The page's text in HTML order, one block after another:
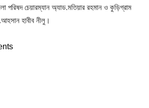
পরিষদ চেয়ারম্যান অ্যাড.মতিয়ার রহমান ও কুড়িগ্রাম
হাবীব নীলু।